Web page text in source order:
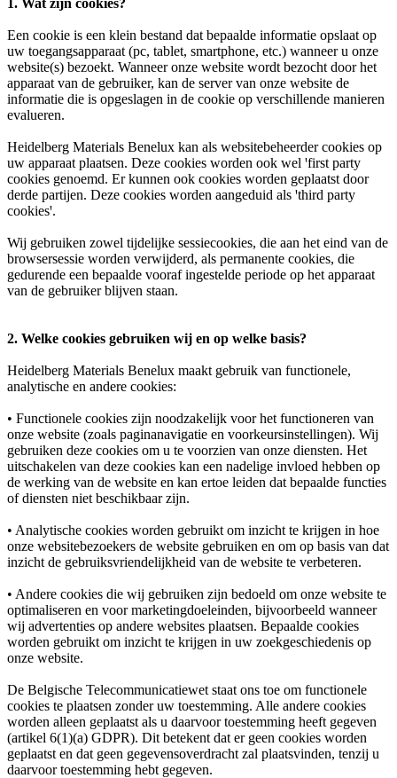
Een cookie is een klein bestand dat bepaalde informatie opslaat op
uw toegangsapparaat (pc, tablet, smartphone, etc.) wanneer u onze
website(s) bezoekt. Wanneer onze website wordt bezocht door het
apparaat van de gebruiker, kan de server van onze website de
informatie die is opgeslagen in de cookie op verschillende manieren
evalueren.
Heidelberg Materials Benelux kan als websitebeheerder cookies op
uw apparaat plaatsen. Deze cookies worden ook wel ꞌfirst party
cookies genoemd. Er kunnen ook cookies worden geplaatst door
derde partijen. Deze cookies worden aangeduid als ꞌthird party
cookiesꞌ.
Wij gebruiken zowel tijdelijke sessiecookies, die aan het eind van de
browsersessie worden verwijderd, als permanente cookies, die
gedurende een bepaalde vooraf ingestelde periode op het apparaat
van de gebruiker blijven staan.
2. Welke cookies gebruiken wij en op welke basis?
Heidelberg Materials Benelux maakt gebruik van functionele,
analytische en andere cookies:
• Functionele cookies zijn noodzakelijk voor het functioneren van
onze website (zoals paginanavigatie en voorkeursinstellingen). Wij
gebruiken deze cookies om u te voorzien van onze diensten. Het
uitschakelen van deze cookies kan een nadelige invloed hebben op
de werking van de website en kan ertoe leiden dat bepaalde functies
of diensten niet beschikbaar zijn.
• Analytische cookies worden gebruikt om inzicht te krijgen in hoe
onze websitebezoekers de website gebruiken en om op basis van dat
inzicht de gebruiksvriendelijkheid van de website te verbeteren.
• Andere cookies die wij gebruiken zijn bedoeld om onze website te
optimaliseren en voor marketingdoeleinden, bijvoorbeeld wanneer
wij advertenties op andere websites plaatsen. Bepaalde cookies
worden gebruikt om inzicht te krijgen in uw zoekgeschiedenis op
onze website.
De Belgische Telecommunicatiewet staat ons toe om functionele
cookies te plaatsen zonder uw toestemming. Alle andere cookies
worden alleen geplaatst als u daarvoor toestemming heeft gegeven
(artikel 6(1)(a) GDPR). Dit betekent dat er geen cookies worden
geplaatst en dat geen gegevensoverdracht zal plaatsvinden, tenzij u
daarvoor toestemming hebt gegeven.